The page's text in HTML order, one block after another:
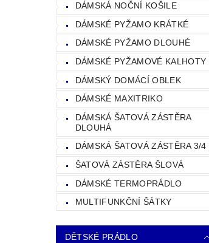
DÁMSKÁ NOČNÍ KOŠILE
DÁMSKÉ PYŽAMO KRÁTKÉ
DÁMSKÉ PYŽAMO DLOUHÉ
DÁMSKÉ PYŽAMOVÉ KALHOTY
DÁMSKÝ DOMÁCÍ OBLEK
DÁMSKÉ MAXITRIKO
DÁMSKÁ ŠATOVÁ ZÁSTĚRA
DLOUHÁ
DÁMSKÁ ŠATOVÁ ZÁSTĚRA 3/4
ŠATOVÁ ZÁSTĚRA ŠLOVÁ
DÁMSKÉ TERMOPRÁDLO
MULTIFUNKČNÍ ŠÁTKY
DĚTSKÉ PRÁDLO